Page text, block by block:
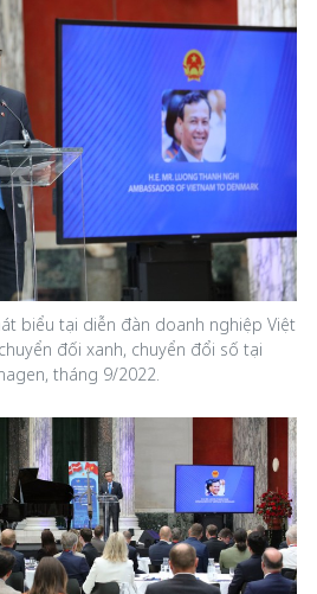
biểu tại diễn đàn doanh nghiệp Việt
đối xanh, chuyển đổi số tại
tháng 9/2022.